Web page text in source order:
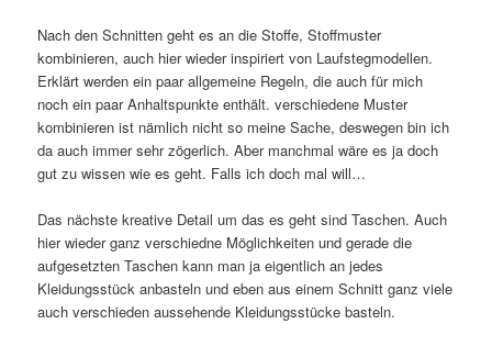
Nach den Schnitten geht es an die Stoffe, Stoffmuster
kombinieren, auch hier wieder inspiriert von Laufstegmodellen.
Erklärt werden ein paar allgemeine Regeln, die auch für mich
noch ein paar Anhaltspunkte enthält. verschiedene Muster
kombinieren ist nämlich nicht so meine Sache, deswegen bin ich
da auch immer sehr zögerlich. Aber manchmal wäre es ja doch
gut zu wissen wie es geht. Falls ich doch mal will…
Das nächste kreative Detail um das es geht sind Taschen. Auch
hier wieder ganz verschiedne Möglichkeiten und gerade die
aufgesetzten Taschen kann man ja eigentlich an jedes
Kleidungsstück anbasteln und eben aus einem Schnitt ganz viele
auch verschieden aussehende Kleidungsstücke basteln.